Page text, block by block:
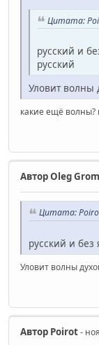
Цитата:
русский и
русский
Уловит волны
какие ещё волны?
АвторOleg Grom
Цитата:
русский и
Уловит волны
Автор Poirot-